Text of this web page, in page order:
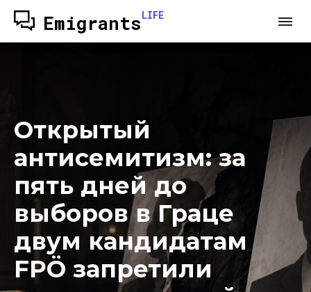
EmigrantsLIFE
Открытый
антисемитизм: за
пять дней до
выборов в Граце
двум кандидатам
FPÖ запретили